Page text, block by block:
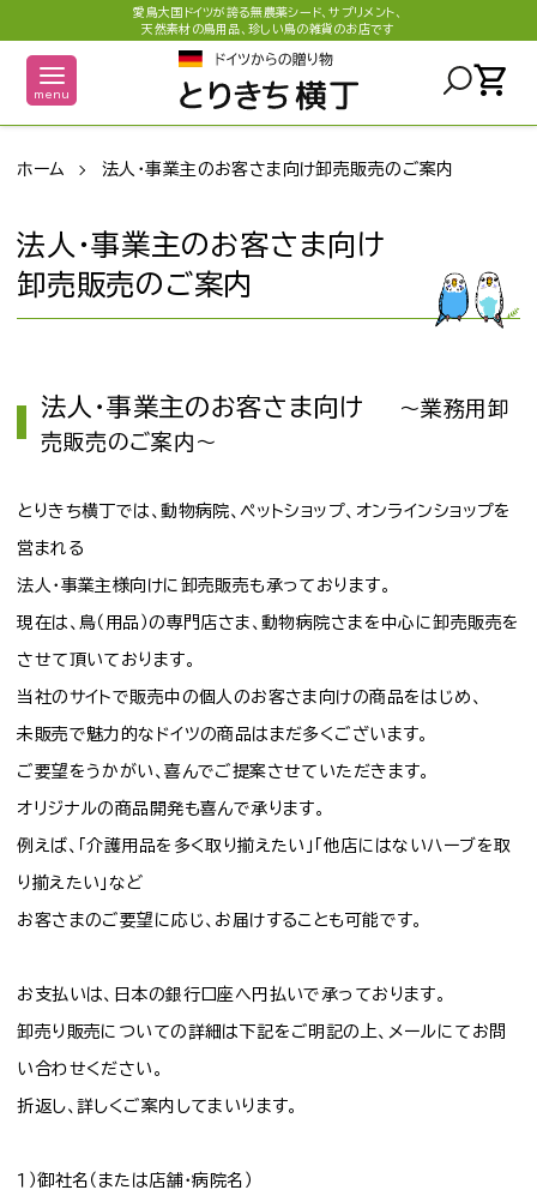
愛鳥大国ドイツが誇る無農薬シード、サプリメント、
天然素材の鳥用品、珍しい鳥の雑貨のお店です
menu shopping_cart
ホーム 法人・事業主のお客さま向け卸売販売のご案内
法人・事業主のお客さま向け
卸売販売のご案内
法人・事業主のお客さま向け
～業務用卸
売販売のご案内～
とりきち横丁では、動物病院、ペットショップ、オンラインショップを
営まれる
法人・事業主様向けに卸売販売も承っております。
現在は、鳥（用品）の専門店さま、動物病院さまを中心に卸売販売を
させて頂いております。
当社のサイトで販売中の個人のお客さま向けの商品をはじめ、
未販売で魅力的なドイツの商品はまだ多くございます。
ご要望をうかがい、喜んでご提案させていただきます。
オリジナルの商品開発も喜んで承ります。
例えば、「介護用品を多く取り揃えたい」「他店にはないハーブを取
り揃えたい」など
お客さまのご要望に応じ、お届けすることも可能です。
お支払いは、日本の銀行口座へ円払いで承っております。
卸売り販売についての詳細は下記をご明記の上、メールにてお問
い合わせください。
折返し、詳しくご案内してまいります。
１）御社名（または店舗・病院名）